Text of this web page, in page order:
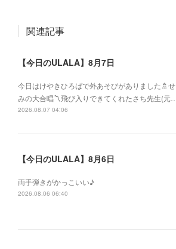
関連記事
【今日のULALA】8月7日
今日はけやきひろばで外あそびがありました🚿せ
みの大合唱〽飛び入りできてくれたさち先生(元…
2026.08.07 04:06
【今日のULALA】8月6日
両手弾きがかっこいい♪
2026.08.06 06:40